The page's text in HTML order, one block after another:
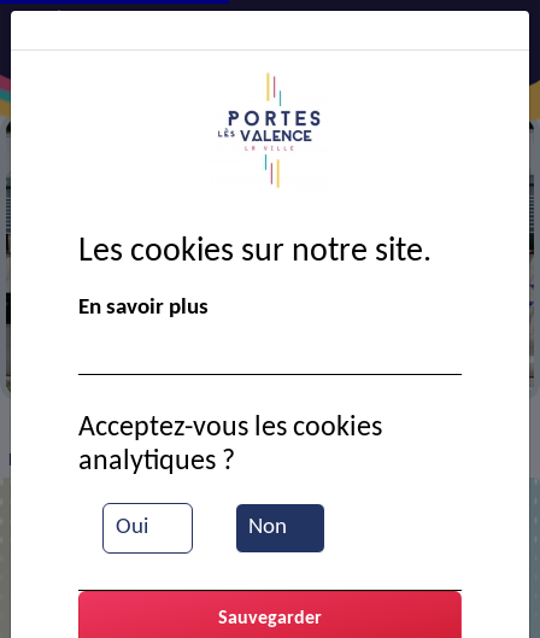
> VIE MUNICIPALE > Ressources documentaires
Décision 2025/191 - Signature d'un contrat de maintenance
Décision 2025/191 - Signature d'un
contrat de maintenance
Les cookies sur notre site.
En savoir plus
Oui Non
Acceptez-vous les cookies
analytiques ?
Sauvegarder